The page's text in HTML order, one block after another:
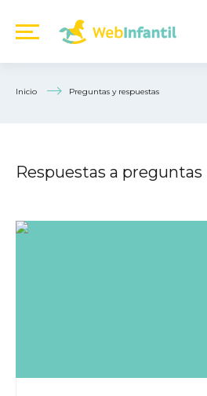
Inicio Preguntas y respuestas
Respuestas a preguntas